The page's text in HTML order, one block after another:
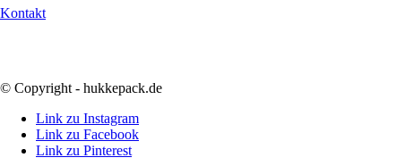
Kontakt
© Copyright - hukkepack.de
Link zu Instagram
Link zu Facebook
Link zu Pinterest